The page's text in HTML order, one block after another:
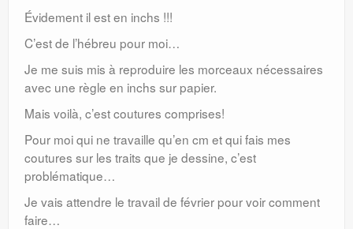
Évidement il est en inchs !!!
C’est de l’hébreu pour moi…
Je me suis mis à reproduire les morceaux nécessaires
avec une règle en inchs sur papier.
Mais voilà, c’est coutures comprises!
Pour moi qui ne travaille qu’en cm et qui fais mes
coutures sur les traits que je dessine, c’est
problématique…
Je vais attendre le travail de février pour voir comment
faire…